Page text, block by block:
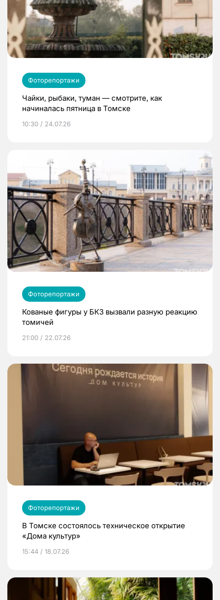
Фоторепортажи
Чайки, рыбаки, туман — смотрите, как
начиналась пятница в Томске
10:30 / 24.07.26
Фоторепортажи
Кованые фигуры у БКЗ вызвали разную реакцию
томичей
21:00 / 22.07.26
Фоторепортажи
В Томске состоялось техническое открытие
«Дома культур»
15:44 / 18.07.26